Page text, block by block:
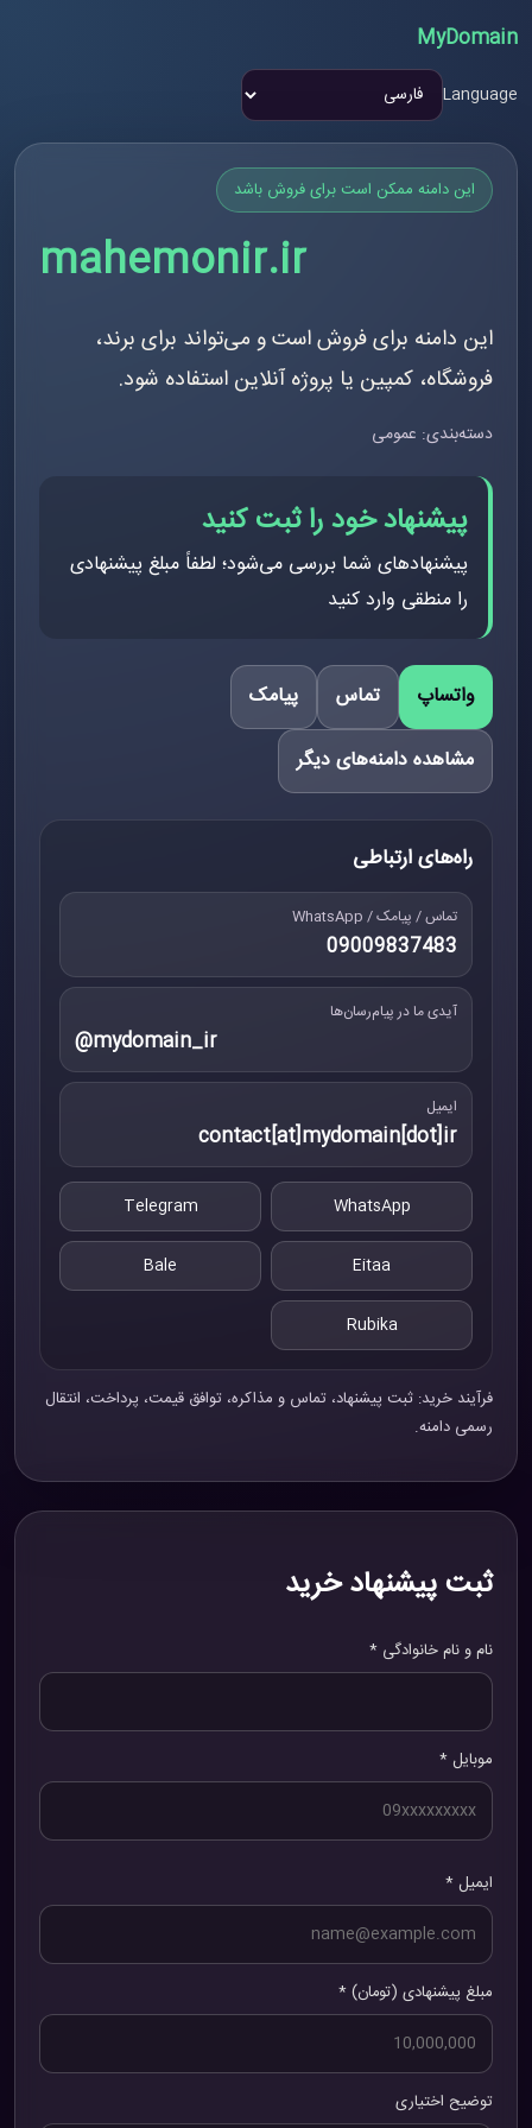
MyDomain
Language
این دامنه ممکن است برای فروش باشد
mahemonir.ir
این دامنه برای فروش است و می‌تواند برای برند،
فروشگاه، کمپین یا پروژه آنلاین استفاده شود.
دسته‌بندی: عمومی
پیشنهاد خود را ثبت کنید
پیشنهادهای شما بررسی می‌شود؛ لطفاً مبلغ پیشنهادی
را منطقی وارد کنید
واتساپ تماس
پیامک
مشاهده دامنه‌های دیگر
راه‌های ارتباطی
تماس / پیامک / WhatsApp
09009837483
آیدی ما در پیام‌رسان‌ها
@mydomain_ir
ایمیل
contact[at]mydomain[dot]ir
WhatsApp
Telegram
Eitaa
Bale
Rubika
فرآیند خرید: ثبت پیشنهاد، تماس و مذاکره، توافق قیمت، پرداخت، انتقال
رسمی دامنه.
ثبت پیشنهاد خرید
نام و نام خانوادگی *
موبایل *
ایمیل *
مبلغ پیشنهادی (تومان) *
توضیح اختیاری